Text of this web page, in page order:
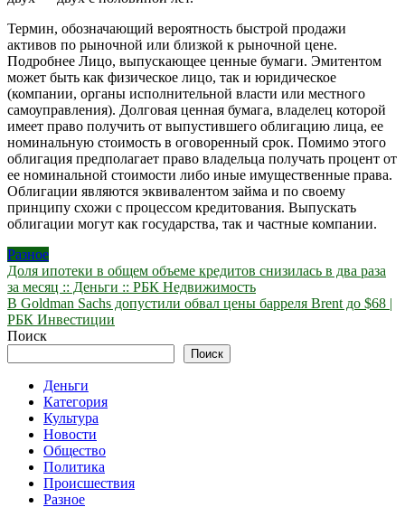
Термин, обозначающий вероятность быстрой продажи
активов по рыночной или близкой к рыночной цене.
Подробнее Лицо, выпускающее ценные бумаги. Эмитентом
может быть как физическое лицо, так и юридическое
(компании, органы исполнительной власти или местного
самоуправления). Долговая ценная бумага, владелец которой
имеет право получить от выпустившего облигацию лица, ее
номинальную стоимость в оговоренный срок. Помимо этого
облигация предполагает право владельца получать процент от
ее номинальной стоимости либо иные имущественные права.
Облигации являются эквивалентом займа и по своему
принципу схожи с процессом кредитования. Выпускать
облигации могут как государства, так и частные компании.
Разное
Навигация
по
записям
Доля ипотеки в общем объеме кредитов снизилась в два раза
за месяц :: Деньги :: РБК Недвижимость
В Goldman Sachs допустили обвал цены барреля Brent до $68 |
РБК Инвестиции
Поиск
Поиск
Деньги
Категория
Культура
Новости
Общество
Политика
Происшествия
Разное